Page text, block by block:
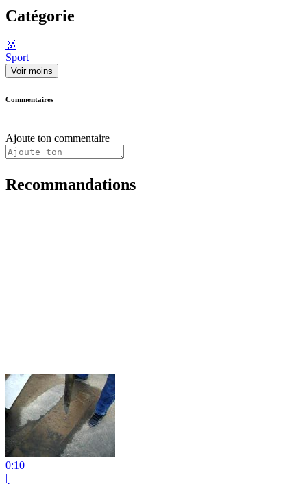
Catégorie
🥇
Sport
Voir moins
Commentaires
Ajoute ton commentaire
Recommandations
0:10
|